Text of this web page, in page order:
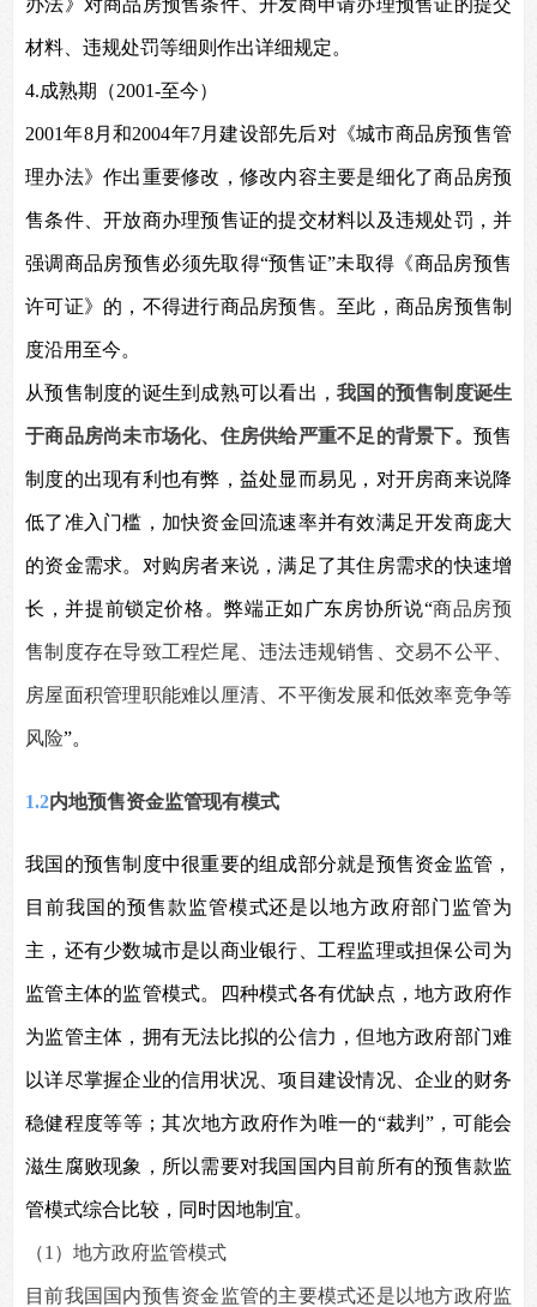
办法》对商品房预售条件、开发商申请办理预售证的提交
材料、违规处罚等细则作出详细规定。
4.成熟期（2001-至今）
2001年8月和2004年7月建设部先后对《城市商品房预售管
理办法》作出重要修改，修改内容主要是细化了商品房预
售条件、开放商办理预售证的提交材料以及违规处罚，并
强调商品房预售必须先取得“预售证”未取得《商品房预售
许可证》的，不得进行商品房预售。至此，商品房预售制
度沿用至今。
从预售制度的诞生到成熟可以看出， 我国的预售制度诞生
于商品房尚未市场化、住房供给严重不足的背景下。 预售
制度的出现有利也有弊，益处显而易见，对开房商来说降
低了准入门槛，加快资金回流速率并有效满足开发商庞大
的资金需求。对购房者来说，满足了其住房需求的快速增
长，并提前锁定价格。弊端正如广东房协所说“商品房预
售制度存在导致工程烂尾、违法违规销售、交易不公平、
房屋面积管理职能难以厘清、不平衡发展和低效率竞争等
风险”。
1.2内地预售资金监管现有模式
我国的预售制度中很重要的组成部分就是预售资金监管，
目前我国的预售款监管模式还是以地方政府部门监管为
主，还有少数城市是以商业银行、工程监理或担保公司为
监管主体的监管模式。四种模式各有优缺点，地方政府作
为监管主体，拥有无法比拟的公信力，但地方政府部门难
以详尽掌握企业的信用状况、项目建设情况、企业的财务
稳健程度等等；其次地方政府作为唯一的“裁判”，可能会
滋生腐败现象，所以需要对我国国内目前所有的预售款监
管模式综合比较，同时因地制宜。
（1）地方政府监管模式
目前我国国内预售资金监管的主要模式还是以地方政府监